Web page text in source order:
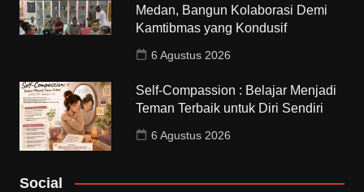
Medan, Bangun Kolaborasi Demi
Kamtibmas yang Kondusif
6 Agustus 2026
Self-Compassion : Belajar Menjadi
Teman Terbaik untuk Diri Sendiri
6 Agustus 2026
Social